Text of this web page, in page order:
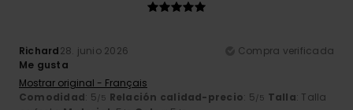
Richard28. junio 2026
Compra verificada
Me gusta
Mostrar original - Français
Comodidad: 5/5 Relación calidad-precio: 5/5 Talla: Talla